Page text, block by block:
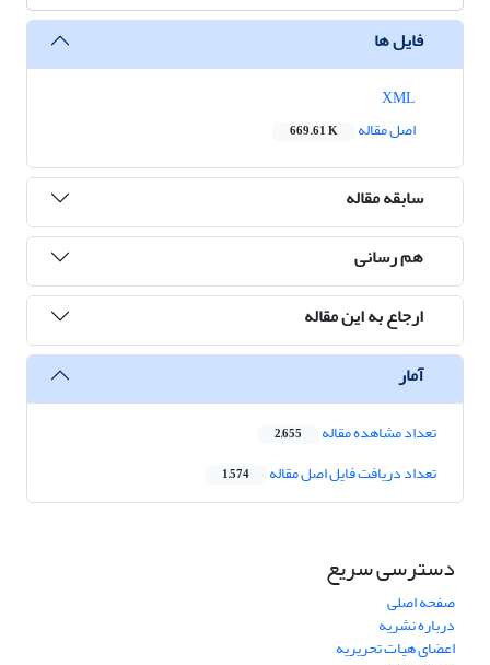
فایل ها
اصل مقاله
669.61 K
سابقه مقاله
هم رسانی
ارجاع به این مقاله
آمار
تعداد مشاهده مقاله 2,655
تعداد دریافت فایل اصل مقاله 1,574
دسترسی سریع
صفحه اصلی
درباره نشریه
اعضای هیات تحریریه